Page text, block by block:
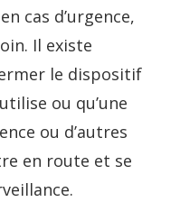
cas d’urgence,
Il existe
le dispositif
ou qu’une
ou d’autres
en route et se